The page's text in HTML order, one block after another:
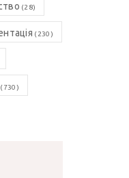
(28)
(230)
(730)